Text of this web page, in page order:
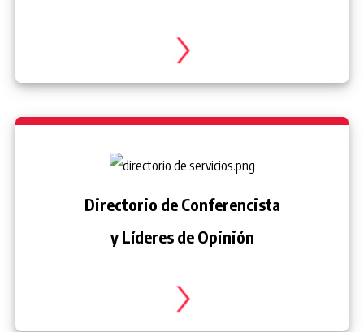
Directorio de Conferencista
y Líderes de Opinión